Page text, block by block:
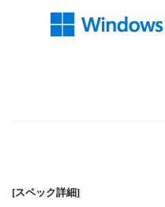
[スペック詳細]